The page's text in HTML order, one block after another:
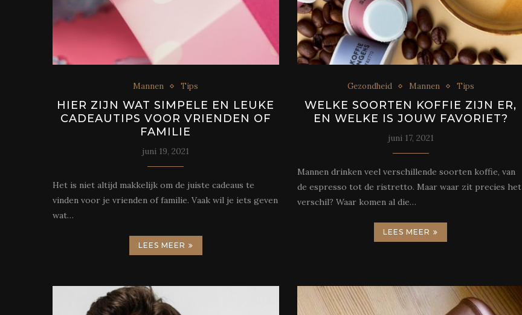
Mannen Tips
HIER ZIJN WAT SIMPELE EN LEUKE
CADEAUTIPS VOOR VRIENDEN OF
FAMILIE
juni 19, 2021
Het is niet altijd makkelijk om de juiste cadeaus te
vinden voor je vrienden of familie. Vaak wil je iets geven
wat…
LEES MEER
Gezondheid Mannen Tips
WELKE SOORTEN KOFFIE ZIJN ER,
EN WELKE IS JOUW FAVORIET?
juni 17, 2021
Mannen drinken veel verschillende soorten koffie, van
de espresso tot de ristretto. Maar waar zit precies het
verschil? Waar komen al die…
LEES MEER